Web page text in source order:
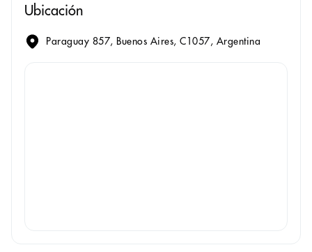
Ubicación
Paraguay 857, Buenos Aires, C1057, Argentina